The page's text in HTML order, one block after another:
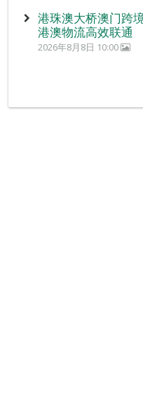
港珠澳大桥澳门跨
港澳物流高效联通
2026年8月8日 10:00